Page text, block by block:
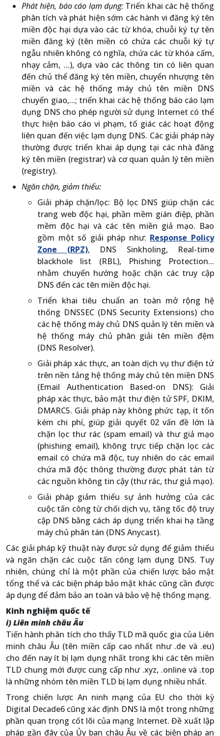
Phát hiện, báo cáo lạm dụng: Triển khai các hệ thống
phân tích và phát hiện sớm các hành vi đăng ký tên
miền độc hại dựa vào các từ khóa, chuỗi ký tự tên
miền đăng ký (tên miền có chứa các chuỗi ký tự
ngẫu nhiên không có nghĩa, chứa các từ khóa cấm,
nhạy cảm, ...), dựa vào các thông tin có liên quan
đến chủ thể đăng ký tên miền, chuyển nhượng tên
miền và các hệ thống máy chủ tên miền DNS
chuyển giao,...; triển khai các hệ thống báo cáo lạm
dụng DNS cho phép người sử dụng Internet có thể
thực hiện báo cáo vi phạm, tố giác các hoạt động
liên quan đến việc lạm dụng DNS. Các giải pháp này
thường được triển khai áp dụng tại các nhà đăng
ký tên miền (registrar) và cơ quan quản lý tên miền
(registry).
Ngăn chặn, giảm thiểu:
Giải pháp chặn/lọc: Bộ lọc DNS giúp chặn các
trang web độc hại, phần mềm gián điệp, phần
mềm độc hại và các tên miền giả mạo. Bao
gồm một số giải pháp như: Response Policy
Zone (RPZ), DNS Sinkholing, Real-time
blackhole list (RBL), Phishing Protection...
nhằm chuyển hướng hoặc chặn các truy cập
DNS đến các tên miền độc hại.
Triển khai tiêu chuẩn an toàn mở rộng hệ
thống DNSSEC (DNS Security Extensions) cho
các hệ thống máy chủ DNS quản lý tên miền và
hệ thống máy chủ phân giải tên miền đệm
(DNS Resolver).
Giải pháp xác thực, an toàn dịch vụ thư điện tử
trên nền tảng hệ thống máy chủ tên miền DNS
(Email Authentication Based-on DNS): Giải
pháp xác thực, bảo mật thư điện tử SPF, DKIM,
DMARC5. Giải pháp này không phức tạp, ít tốn
kém chi phí, giúp giải quyết 02 vấn đề lớn là
chặn lọc thư rác (spam email) và thư giả mạo
(phishing email), không trực tiếp chặn lọc các
email có chứa mã độc, tuy nhiên do các email
chứa mã độc thông thường được phát tán từ
các nguồn không tin cậy (thư rác, thư giả mạo).
Giải pháp giảm thiểu sự ảnh hưởng của các
cuộc tấn công từ chối dịch vụ, tăng tốc độ truy
cập DNS bằng cách áp dụng triển khai hạ tầng
máy chủ phân tán (DNS Anycast).
Các giải pháp kỹ thuật này được sử dụng để giảm thiểu
và ngăn chặn các cuộc tấn công lạm dụng DNS. Tuy
nhiên, chúng chỉ là một phần của chiến lược bảo mật
tổng thể và các biện pháp bảo mật khác cũng cần được
áp dụng để đảm bảo an toàn và bảo vệ hệ thống mạng.
Kinh nghiệm quốc tế
i) Liên minh châu Âu
Tiến hành phân tích cho thấy TLD mã quốc gia của Liên
minh châu Âu (tên miền cấp cao nhất như .de và .eu)
cho đến nay ít bị lạm dụng nhất trong khi các tên miền
TLD chung mới được cung cấp như .xyz, .online và .top
là những nhóm tên miền TLD bị lạm dụng nhiều nhất.
Trong chiến lược An ninh mạng của EU cho thời kỳ
Digital Decade6 cũng xác định DNS là một trong những
phần quan trọng cốt lõi của mạng Internet. Đề xuất lập
pháp gần đây của Ủy ban châu Âu về các biện pháp an